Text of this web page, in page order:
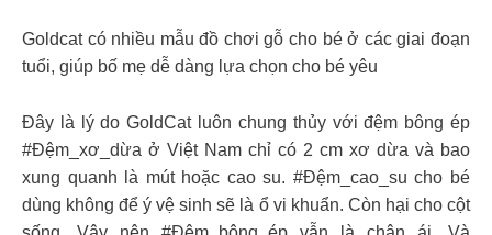
Goldcat có nhiều mẫu đồ chơi gỗ cho bé ở các giai đoạn
tuổi, giúp bố mẹ dễ dàng lựa chọn cho bé yêu
Đây là lý do GoldCat luôn chung thủy với đệm bông ép
#Đệm_xơ_dừa ở Việt Nam chỉ có 2 cm xơ dừa và bao
xung quanh là mút hoặc cao su. #Đệm_cao_su cho bé
dùng không để ý vệ sinh sẽ là ổ vi khuẩn. Còn hại cho cột